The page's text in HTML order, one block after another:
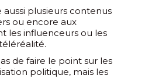
plusieurs contenus
ou encore aux
les influenceurs ou les
de faire le point sur les
politique, mais les